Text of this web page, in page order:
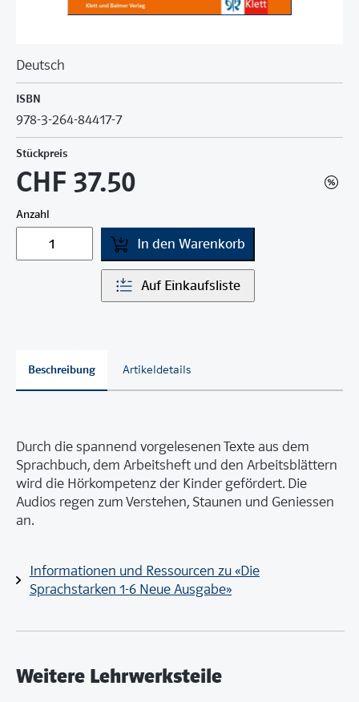
Deutsch
ISBN
978-3-264-84417-7
Stückpreis
CHF 37.50
Anzahl
In den Warenkorb
Auf Einkaufsliste
Beschreibung Artikeldetails
Durch die spannend vorgelesenen Texte aus dem
Sprachbuch, dem Arbeitsheft und den Arbeitsblättern
wird die Hörkompetenz der Kinder gefördert. Die
Audios regen zum Verstehen, Staunen und Geniessen
an.
Informationen und Ressourcen zu «Die
Sprachstarken 1-6 Neue Ausgabe»
Weitere Lehrwerksteile